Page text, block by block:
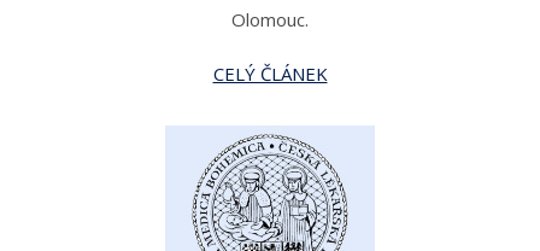
Olomouc.
CELÝ ČLÁNEK